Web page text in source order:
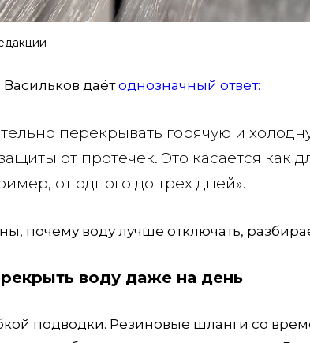
даётоднозначный ответ:
перекрывать горячую и
от протечек. Это касается как
от одного до трех дней».
почему воду лучше отключать,
воду даже на день
подводки. Резиновые шланги со